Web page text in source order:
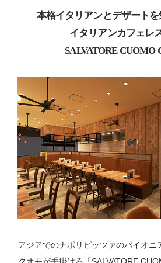
本格イタリアンとデザート
イタリアンカフェレ
SALVATORE CUOMO
アジアでのナポリピッツァのパイオニ
クオモが手掛ける「SALVATORE